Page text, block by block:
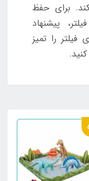
برای حفظ
پیشنهاد
را تمیز